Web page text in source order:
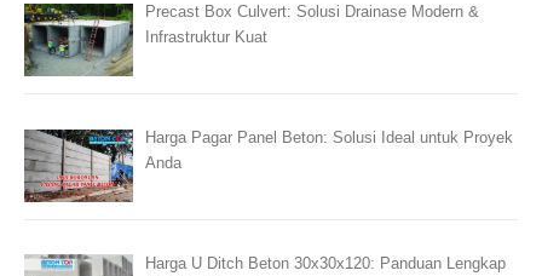
Precast Box Culvert: Solusi Drainase Modern &
Infrastruktur Kuat
Harga Pagar Panel Beton: Solusi Ideal untuk Proyek
Anda
Harga U Ditch Beton 30x30x120: Panduan Lengkap